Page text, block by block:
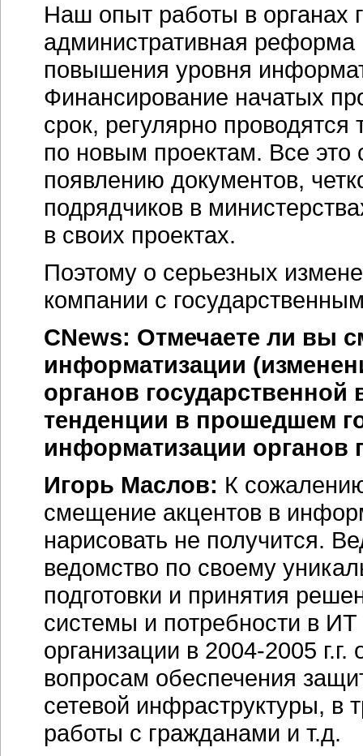
Наш опыт работы в органах
административная
повышения уровня
Финансирование начатых
срок, регулярно
по новым проектам. Все
появлению документов,
подрядчиков в
в своих проектах.
Поэтому о серьезных
компании с
CNews: Отмечаете ли вы
информатизации
органов государственной
тенденции в прошедшем
информатизации органов
Игорь Маслов: К
смещение акцентов в
нарисовать не получится.
ведомство по своему
подготовки и принятия
системы и потребности в
организации в 2004-2005 г.г.
вопросам обеспечения
сетевой инфраструктуры,
работы с гражданами и т.д.